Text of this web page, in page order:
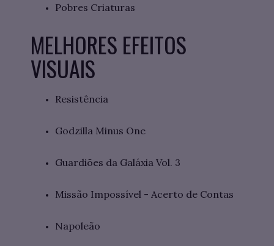
Pobres Criaturas
MELHORES EFEITOS
VISUAIS
Resistência
Godzilla Minus One
Guardiões da Galáxia Vol. 3
Missão Impossível - Acerto de Contas
Napoleão